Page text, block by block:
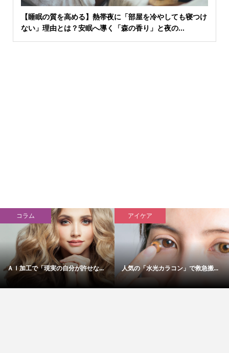
【睡眠の質を高める】熱帯夜に「部屋を冷やしても寝つけ
ない」理由とは？安眠へ導く「森の香り」と夜の...
コラム
ＡＩ加工で「現実の自分が許せな...
アイケア
人気の「水光カラコン」で救急搬...